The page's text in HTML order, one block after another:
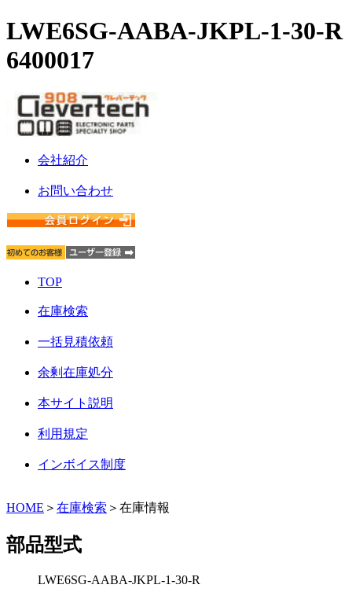
LWE6SG-AABA-JKPL-1-30-R
6400017
会社紹介
お問い合わせ
TOP
在庫検索
一括見積依頼
余剰在庫処分
本サイト説明
利用規定
インボイス制度
HOME ＞ 在庫検索 ＞在庫情報
部品型式
LWE6SG-AABA-JKPL-1-30-R